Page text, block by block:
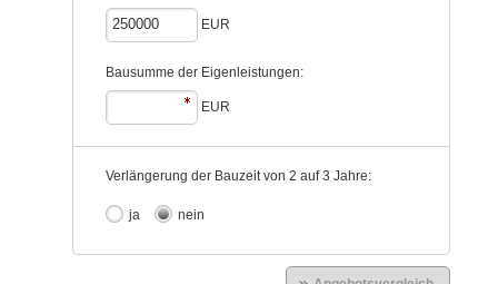
EUR
Bausumme der Eigenleistungen:
EUR
Verlängerung der Bauzeit von 2 auf 3 Jahre:
ja nein